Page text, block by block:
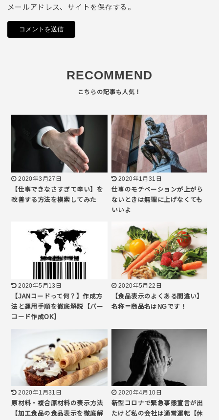
メールアドレス、サイトを保存する。
RECOMMEND
2020年3月27日
【仕事できなさすぎて辛い】を
改善する方法を模索してみた
2020年1月31日
仕事のモチベーションが上がら
ないときは無理に上げなくても
いいよ
2020年5月13日
【JANコードって何？】作成方
法と運用手順を徹底解説【バー
コード作成OK】
2020年5月22日
【食品表示のよくある間違い】
名称＝商品名はNGです！
2020年1月31日
原材料・複合原材料の表示方法
【加工食品の食品表示を徹底解
2020年4月10日
新型コロナで緊急事態宣言が出
たけど私の会社は通常運転【休